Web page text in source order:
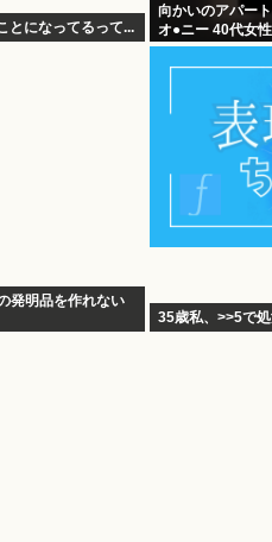
とになってるって...
向かいのアパー
オ●ニー 40代女
い」
発明品を作れない
35歳私、>>5で